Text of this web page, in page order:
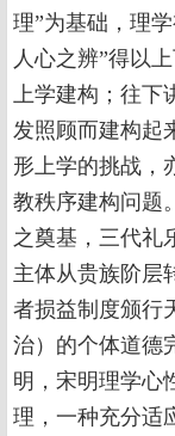
理”为基础，理
人心之辨”得以
上学建构；往下
发照顾而建构起
形上学的挑战，
教秩序建构问题
之奠基，三代礼
主体从贵族阶层
者损益制度颁行
治）的个体道德
明，宋明理学心
理，一种充分适